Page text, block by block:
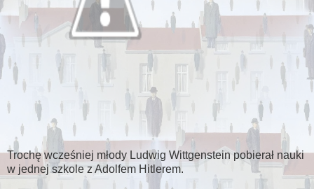
Trochę wcześniej młody Ludwig Wittgenstein pobierał nauki
w jednej szkole z Adolfem Hitlerem.